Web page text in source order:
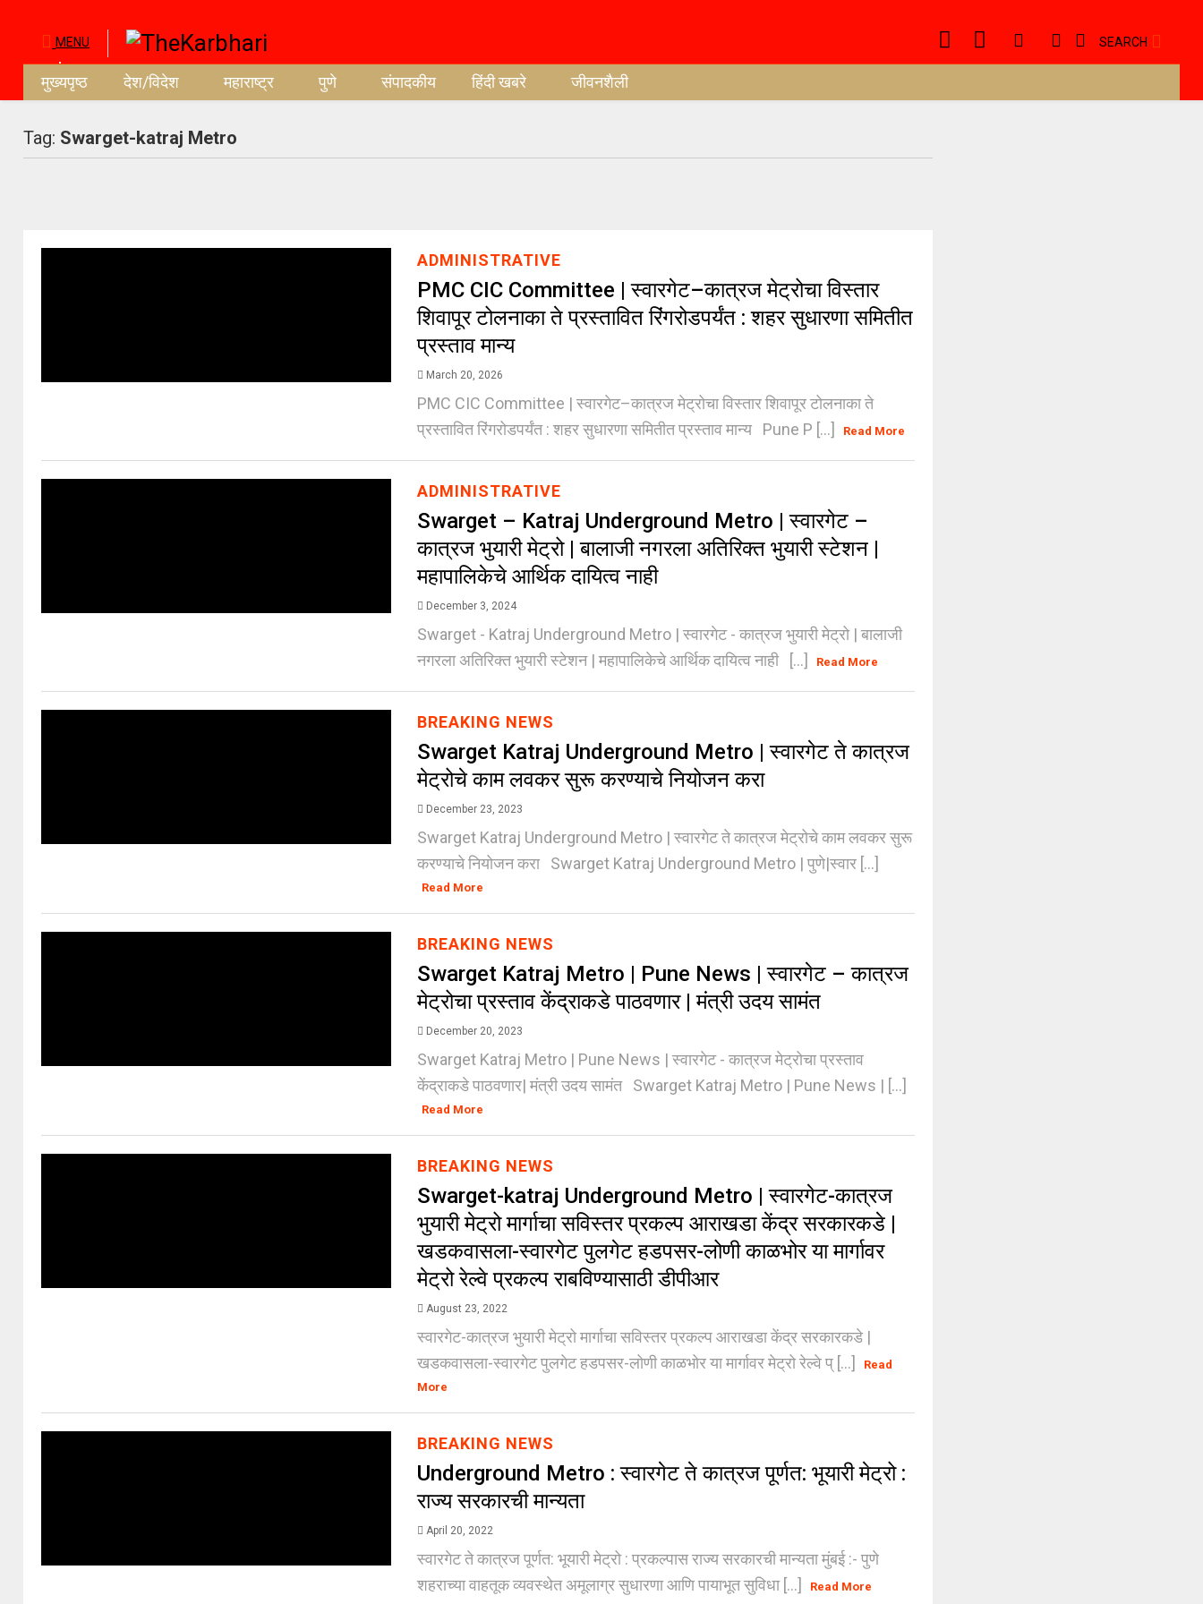
MENU SEARCH
मुख्यपृष्ठ देश/विदेश महाराष्ट्र पुणे संपादकीय हिंदी खबरे जीवनशैली
Tag: Swarget-katraj Metro
ADMINISTRATIVE
PMC CIC Committee | स्वारगेट–कात्रज मेट्रोचा विस्तार
शिवापूर टोलनाका ते प्रस्तावित रिंगरोडपर्यंत : शहर सुधारणा समितीत
प्रस्ताव मान्य
March 20, 2026
PMC CIC Committee | स्वारगेट–कात्रज मेट्रोचा विस्तार शिवापूर टोलनाका ते
प्रस्तावित रिंगरोडपर्यंत : शहर सुधारणा समितीत प्रस्ताव मान्य Pune P [...]
Read More
ADMINISTRATIVE
Swarget – Katraj Underground Metro | स्वारगेट –
कात्रज भुयारी मेट्रो | बालाजी नगरला अतिरिक्त भुयारी स्टेशन |
महापालिकेचे आर्थिक दायित्व नाही
December 3, 2024
Swarget - Katraj Underground Metro | स्वारगेट - कात्रज भुयारी मेट्रो | बालाजी
नगरला अतिरिक्त भुयारी स्टेशन | महापालिकेचे आर्थिक दायित्व नाही [...]
Read More
BREAKING NEWS
Swarget Katraj Underground Metro | स्वारगेट ते कात्रज
मेट्रोचे काम लवकर सुरू करण्याचे नियोजन करा
December 23, 2023
Swarget Katraj Underground Metro | स्वारगेट ते कात्रज मेट्रोचे काम लवकर सुरू
करण्याचे नियोजन करा Swarget Katraj Underground Metro | पुणे|स्वार [...]
Read More
BREAKING NEWS
Swarget Katraj Metro | Pune News | स्वारगेट – कात्रज
मेट्रोचा प्रस्ताव केंद्राकडे पाठवणार | मंत्री उदय सामंत
December 20, 2023
Swarget Katraj Metro | Pune News | स्वारगेट - कात्रज मेट्रोचा प्रस्ताव
केंद्राकडे पाठवणार| मंत्री उदय सामंत Swarget Katraj Metro | Pune News | [...]
Read More
BREAKING NEWS
Swarget-katraj Underground Metro | स्वारगेट-कात्रज
भुयारी मेट्रो मार्गाचा सविस्तर प्रकल्प आराखडा केंद्र सरकारकडे |
खडकवासला-स्वारगेट पुलगेट हडपसर-लोणी काळभोर या मार्गावर
मेट्रो रेल्वे प्रकल्प राबविण्यासाठी डीपीआर
August 23, 2022
स्वारगेट-कात्रज भुयारी मेट्रो मार्गाचा सविस्तर प्रकल्प आराखडा केंद्र सरकारकडे |
खडकवासला-स्वारगेट पुलगेट हडपसर-लोणी काळभोर या मार्गावर मेट्रो रेल्वे प् [...]
Read
More
BREAKING NEWS
Underground Metro : स्वारगेट ते कात्रज पूर्णत: भूयारी मेट्रो :
राज्य सरकारची मान्यता
April 20, 2022
स्वारगेट ते कात्रज पूर्णत: भूयारी मेट्रो : प्रकल्पास राज्य सरकारची मान्यता मुंबई :- पुणे
शहराच्या वाहतूक व्यवस्थेत अमूलाग्र सुधारणा आणि पायाभूत सुविधा [...]
Read More